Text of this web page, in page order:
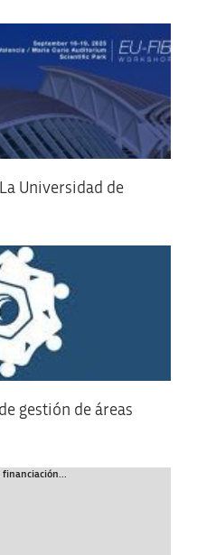
Universidad de
gestión de áreas